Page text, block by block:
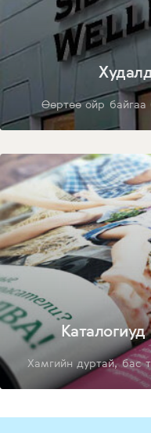
Өөртөө ойр байгаа
Хамгийн дуртай, бас